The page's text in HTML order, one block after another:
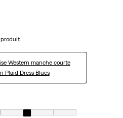
Western manche courte
Plaid Dress Blues
Très petit et 7 est égal à Très grand